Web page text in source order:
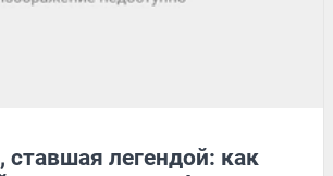
ставшая легендой: как